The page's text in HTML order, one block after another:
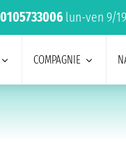
0105733006 lun-ven 9/
COMPAGNIE